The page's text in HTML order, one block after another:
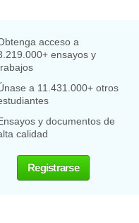
acceso a
ensayos y
a 11.431.000+ otros
y documentos de
calidad
Registrarse